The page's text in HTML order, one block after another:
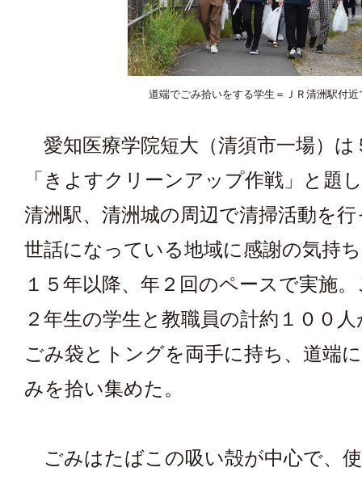
道端でごみ拾いをする学生＝ＪＲ清洲駅付近
愛知医療学院短大（清須市一場）は
「きよすクリーンアップ作戦」と題
清洲駅、清洲城の周辺で清掃活動を
世話になっている地域に感謝の気持
１５年以降、年２回のペースで実施
２年生の学生と教職員の計約１００
ごみ袋とトングを両手に持ち、道端
みを拾い集めた。
ごみはたばこの吸い殻が中心で、